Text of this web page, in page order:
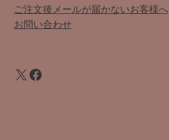
ご注文後メールが届かないお客様へ
お問い合わせ
X Facebook